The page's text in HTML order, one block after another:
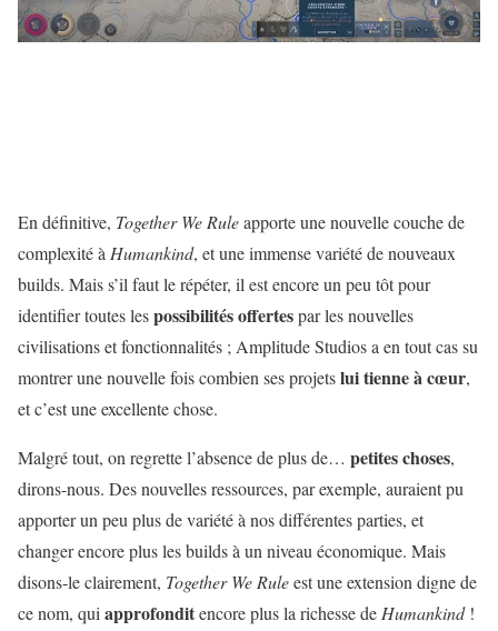
En définitive, Together We Ruleapporte une nouvelle couche de
complexité à Humankind, et une immense variété de nouveaux
builds. Mais s’il faut le répéter, il est encore un peu tôt pour
identifier toutes lespossibilités offertespar les nouvelles
civilisations et fonctionnalités ; Amplitude Studios a en tout cas su
montrer une nouvelle fois combien ses projetslui tienne à cœur,
et c’est une excellente chose.
Malgré tout, on regrette l’absence de plus de… petites choses,
dirons-nous. Des nouvelles ressources, par exemple, auraient pu
apporter un peu plus de variété à nos différentes parties, et
changer encore plus les builds à un niveau économique. Mais
disons-le clairement, Together We Ruleest une extension digne de
ce nom, qui approfonditencore plus la richesse de Humankind!